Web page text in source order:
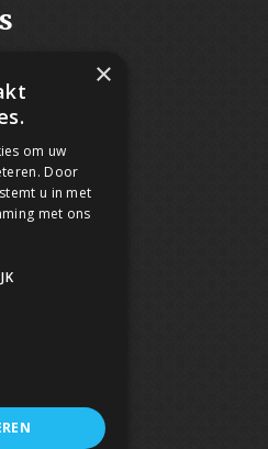
×
om uw
Door
u in met
met ons